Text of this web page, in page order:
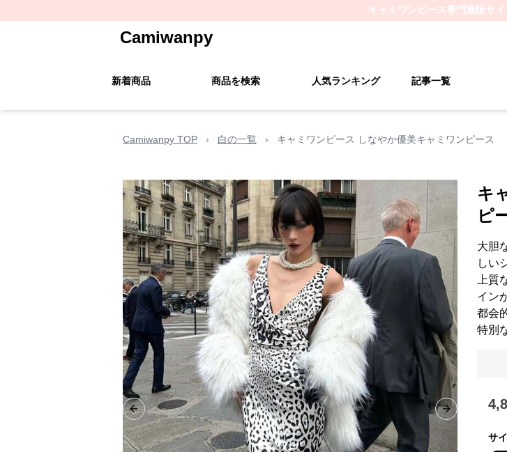
キャミワンピース専門通販サイ
Camiwanpy
新着商品 商品を検索 人気ランキング 記事一覧
Camiwanpy TOP › 白の一覧 › キャミワンピース しなやか優美キャミワンピース
Previous slide Next slide
キ
ピ
大胆
しい
上質
イン
都会
特別
サ